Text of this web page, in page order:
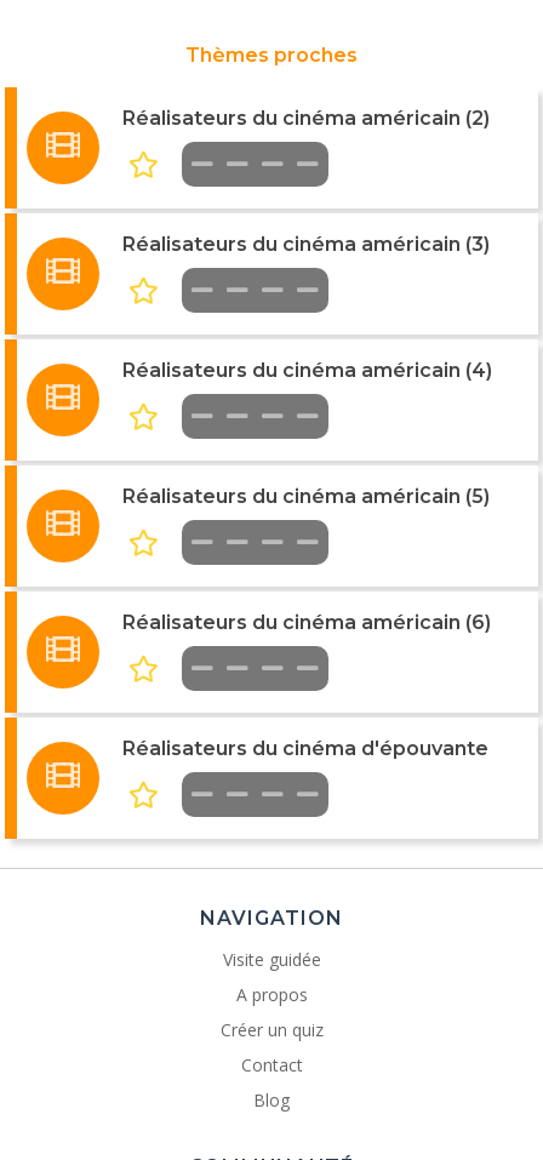
Thèmes proches
Réalisateurs du cinéma américain (2)
Réalisateurs du cinéma américain (3)
Réalisateurs du cinéma américain (4)
Réalisateurs du cinéma américain (5)
Réalisateurs du cinéma américain (6)
Réalisateurs du cinéma d'épouvante
NAVIGATION
Visite guidée
A propos
Créer un quiz
Contact
Blog